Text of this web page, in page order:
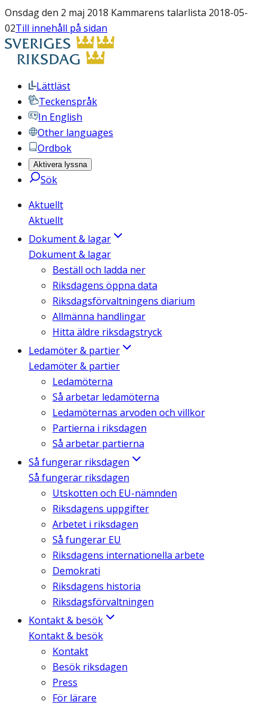
Onsdag den 2 maj 2018 Kammarens talarlista 2018-05-
02Till innehåll på sidan
Lättläst
Teckenspråk
In English
Other languages
Ordbok
Aktivera lyssna
Sök
Aktuellt
Aktuellt
Dokument & lagar
Dokument & lagar
Beställ och ladda ner
Riksdagens öppna data
Riksdagsförvaltningens diarium
Allmänna handlingar
Hitta äldre riksdagstryck
Ledamöter & partier
Ledamöter & partier
Ledamöterna
Så arbetar ledamöterna
Ledamöternas arvoden och villkor
Partierna i riksdagen
Så arbetar partierna
Så fungerar riksdagen
Så fungerar riksdagen
Utskotten och EU-nämnden
Riksdagens uppgifter
Arbetet i riksdagen
Så fungerar EU
Riksdagens internationella arbete
Demokrati
Riksdagens historia
Riksdagsförvaltningen
Kontakt & besök
Kontakt & besök
Kontakt
Besök riksdagen
Press
För lärare